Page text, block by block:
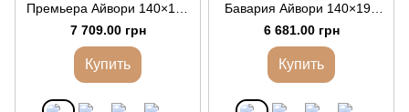
Премьера Айвори 140×190
см
7 709.00 грн
Купить
Бавария Айвори 140×190
см
6 681.00 грн
Купить